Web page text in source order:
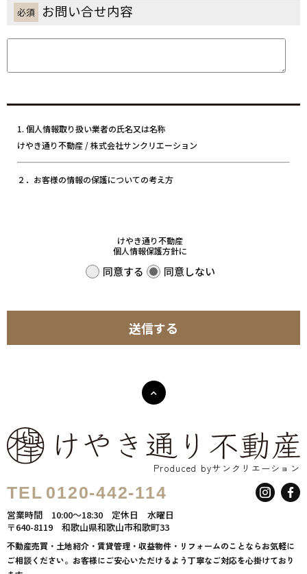
必須 お問い合せ内容
1. 個人情報取り扱い業者の氏名又は名称
けやき通り不動産 / 株式会社サンクリエーション
２．お客様の情報の保護についての考え方
す。）の適正な保護を重大な責務と認識し、この責務を果たすために、次
(1) お客さま情報に適用される個人情報の保護に関する法律その他の関係
法令を遵守し、適切に取り扱います。また、適宜取扱いの改善に努めま
(2) お客さま情報の取扱いに関する規程を明確にし、従業者に周知徹底し
また、取引先等に対しても適切にお客さま情報を取り扱うように要請しま
す。
(3) お客さま情報の収集に際しては、利用目的を特定して通知または公表
し、その利用目的にしたがってお客さま情報を取り扱います。
(4) お客さま情報の漏洩、紛失、改ざん等を防止するために必要な対策を
講じて適切な管理を行います。
けやき通り不動産
個人情報保護方針に
同意する 同意しない
送信する
Produced byサンクリエーション
TEL 0120-442-114
営業時間 10:00～18:30 定休日 水曜日
〒640-8119 和歌山県和歌山市和歌町33
不動産売買・土地紹介・賃貸管理・収益物件・リフォームのことならお気軽に
ご相談ください。お客様にご安心いただけるよう丁寧なご対応を心掛けており